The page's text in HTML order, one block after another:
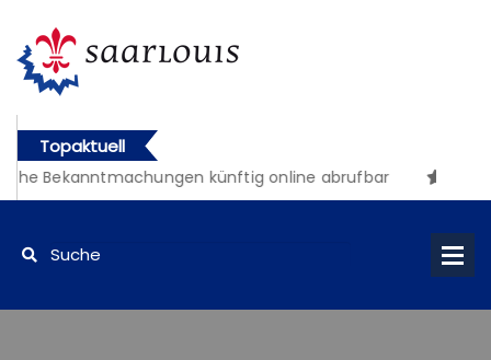
Topaktuell
Bekanntmachungen künftig online abrufbar